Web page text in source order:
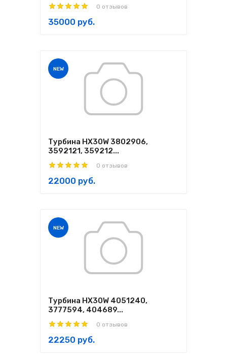
0 отзывов
35000 руб.
NEW
Турбина HX30W 3802906,
3592121, 359212...
0 отзывов
22000 руб.
NEW
Турбина HX30W 4051240,
3777594, 404689...
0 отзывов
22250 руб.